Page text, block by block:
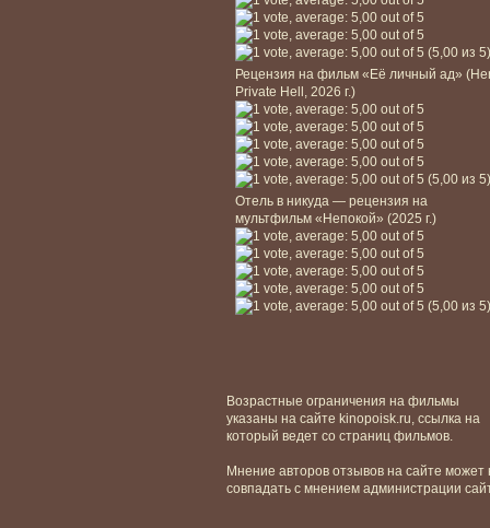
(5,00 из 5)
Рецензия на фильм «Её личный ад»
Private Hell, 2026 г.)
(5,00 из 5)
Отель в никуда — рецензия на
мультфильм «Непокой» (2025 г.)
(5,00 из 5)
Возрастные ограничения на фильмы
указаны на сайте kinopoisk.ru, ссылка на
который ведет со страниц фильмов.
Мнение авторов отзывов на сайте может
совпадать с мнением администрации